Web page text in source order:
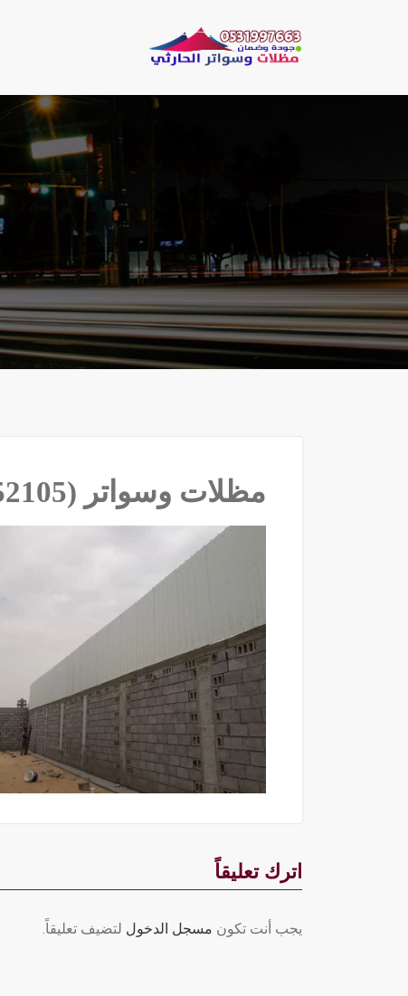
مظلات الحارثي
مظلات وسواتر ‫(35652105)‬ ‫‬
اترك تعليقاً
يجب أنت تكون مسجل الدخول لتضيف تعليقاً.